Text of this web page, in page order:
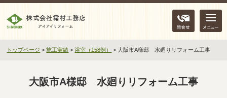
問合せ
トップページ >施工実績 >浴室（158例） >大阪市A様邸 水廻りリフォーム工事
大阪市A様邸 水廻りリフォーム工事